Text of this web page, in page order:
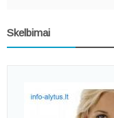
Skelbimai